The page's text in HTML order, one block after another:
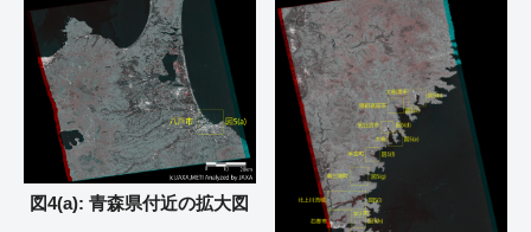
図4(a): 青森県付近の拡大図